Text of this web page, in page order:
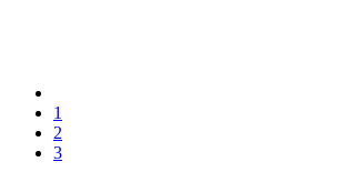
1
2
3